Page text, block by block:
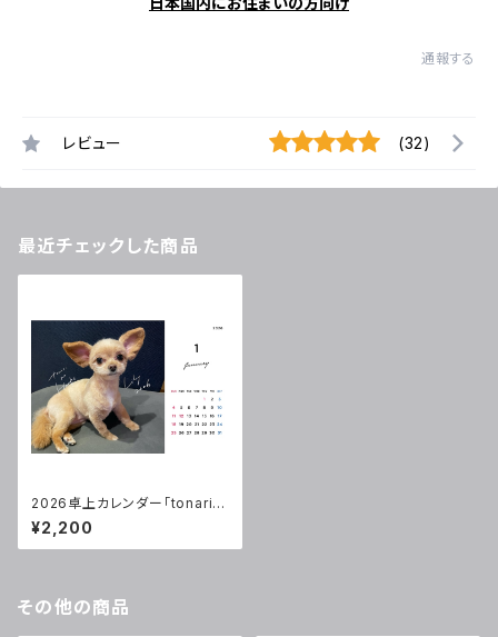
通報する
レビュー (32)
最近チェックした商品
2026卓上カレンダー「tonari n
o Lily」(1月始まり)
¥2,200
その他の商品